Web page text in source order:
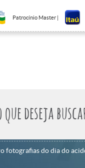
Patrocínio Master |
fotografias do dia do